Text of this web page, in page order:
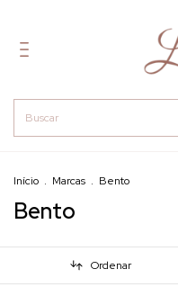
Início . Marcas . Bento
Bento
Ordenar